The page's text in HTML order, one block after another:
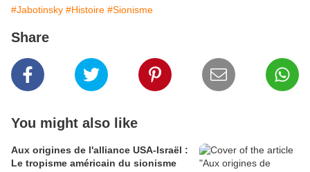
#Jabotinsky #Histoire #Sionisme
Share
You might also like
Aux origines de l'alliance USA-Israël :
Le tropisme américain du sionisme